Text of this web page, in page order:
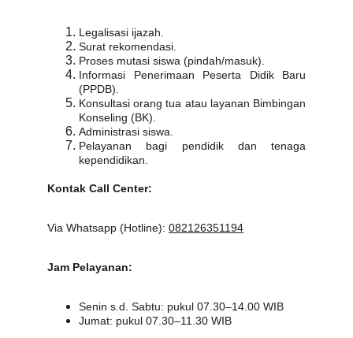
Legalisasi ijazah.
Surat rekomendasi.
Proses mutasi siswa (pindah/masuk).
Informasi Penerimaan Peserta Didik Baru
(PPDB).
Konsultasi orang tua atau layanan Bimbingan
Konseling (BK).
Administrasi siswa.
Pelayanan bagi pendidik dan tenaga
kependidikan.
Kontak Call Center:
Via Whatsapp (Hotline): 082126351194
Jam Pelayanan:
Senin s.d. Sabtu: pukul 07.30–14.00 WIB
Jumat: pukul 07.30–11.30 WIB